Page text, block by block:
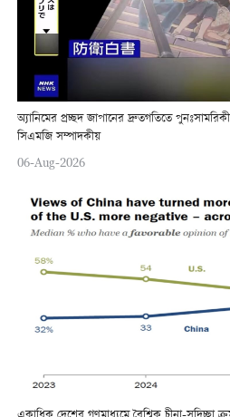
অ্যানিমের প্রচ্ছদ জাপানের দ্রুতগতিতে
সিএমজি সম্পাদকীয়
06-Aug-2026